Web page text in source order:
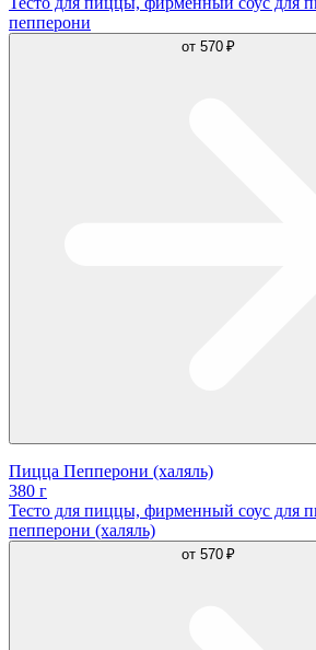
пепперони
от 570 ₽
Пицца Пепперони (халяль)
380 г
Тесто для пиццы, фирменный соус для
пепперони (халяль)
от 570 ₽